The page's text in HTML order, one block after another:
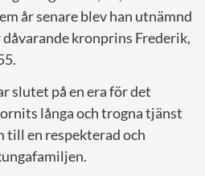
år senare blev han utnämnd
kronprins Frederik,
slutet på en era för det
långa och trogna tjänst
till en respekterad och